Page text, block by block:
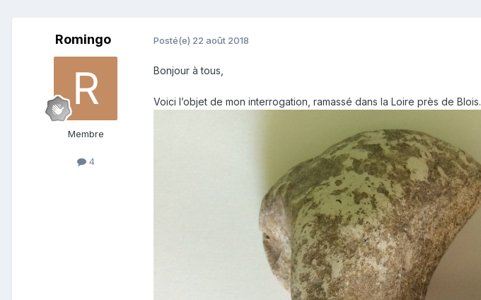
Romingo
Membre
4
Posté(e) 22 août 2018
Bonjour à tous,
Voici l’objet de mon interrogation, ramassé dans la Loire près de Blois.